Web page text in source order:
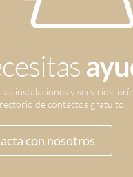
instalaciones y servicios
de contactos gratuito.
con nosotros